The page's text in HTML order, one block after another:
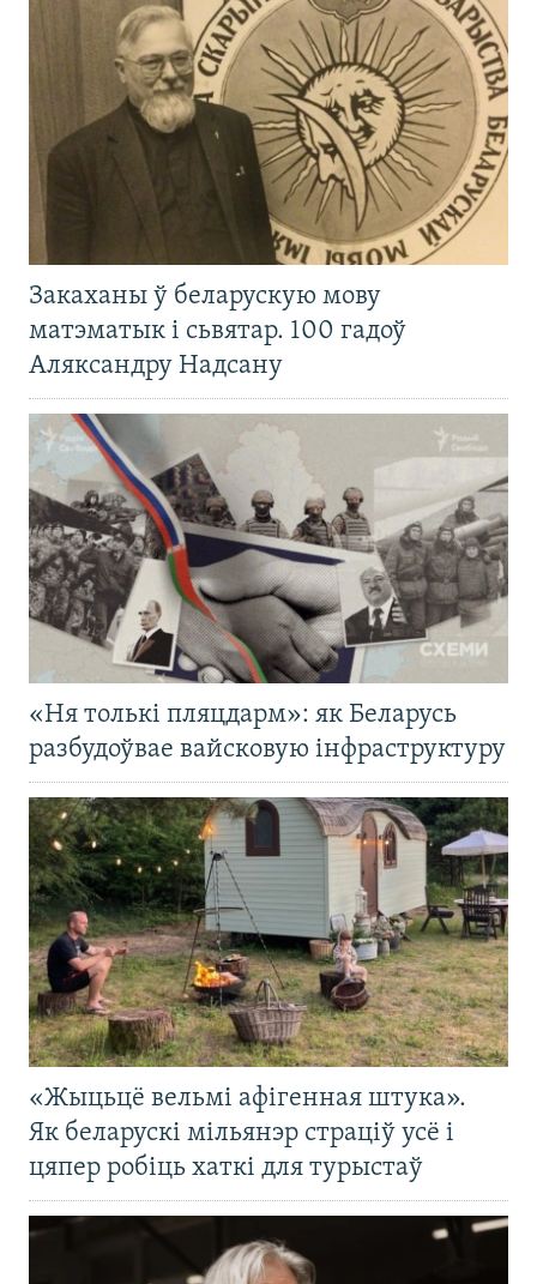
Закаханы ў беларускую мову
матэматык і сьвятар. 100 гадоў
Аляксандру Надсану
«Ня толькі пляцдарм»: як Беларусь
разбудоўвае вайсковую інфраструктуру
«Жыцьцё вельмі афігенная штука».
Як беларускі мільянэр страціў усё і
цяпер робіць хаткі для турыстаў